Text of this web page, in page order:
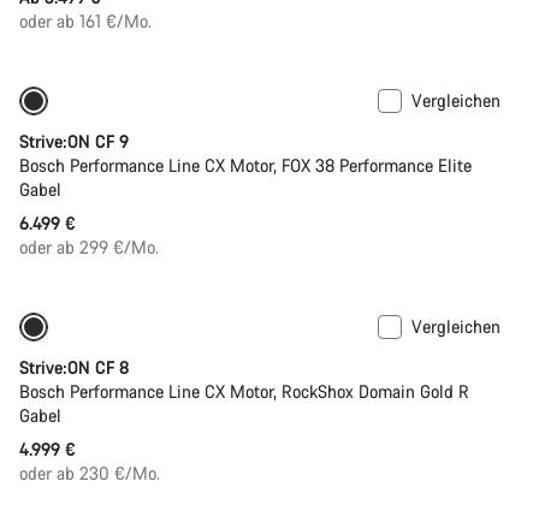
oder ab 161 €/Mo.
Vergleichen
Strive:ON CF 9
Bosch Performance Line CX Motor, FOX 38 Performance Elite
Gabel
6.499 €
oder ab 299 €/Mo.
Vergleichen
Strive:ON CF 8
Bosch Performance Line CX Motor, RockShox Domain Gold R
Gabel
4.999 €
oder ab 230 €/Mo.